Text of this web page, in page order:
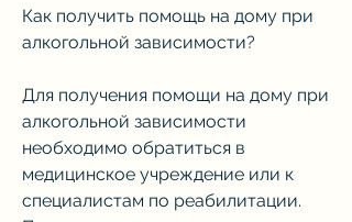
Как получить помощь на дому при
алкогольной зависимости?
Для получения помощи на дому при
алкогольной зависимости
необходимо обратиться в
медицинское учреждение или к
специалистам по реабилитации.